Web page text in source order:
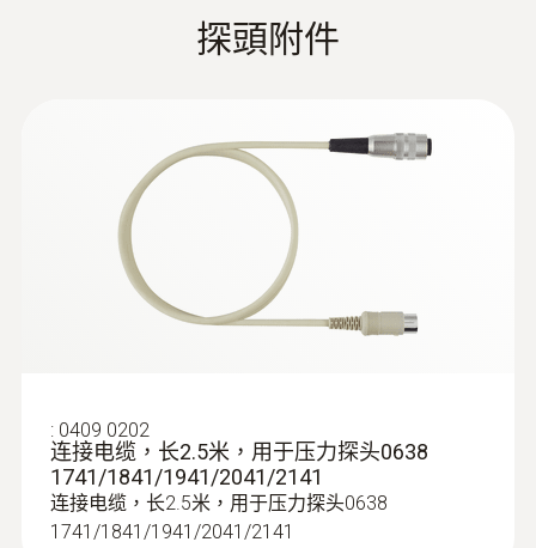
探頭附件
: 0409 0202
连接电缆，长2.5米，用于压力探头0638
1741/1841/1941/2041/2141
连接电缆，长2.5米，用于压力探头0638
1741/1841/1941/2041/2141